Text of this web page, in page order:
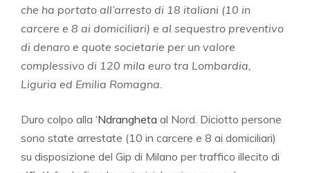
che ha portato all’arresto di 18 italiani (10 in
carcere e 8 ai domiciliari) e al sequestro preventivo
di denaro e quote societarie per un valore
complessivo di 120 mila euro tra Lombardia,
Liguria ed Emilia Romagna.
Duro colpo alla ‘Ndrangheta al Nord. Diciotto persone
sono state arrestate (10 in carcere e 8 ai domiciliari)
su disposizione del Gip di Milano per traffico illecito di